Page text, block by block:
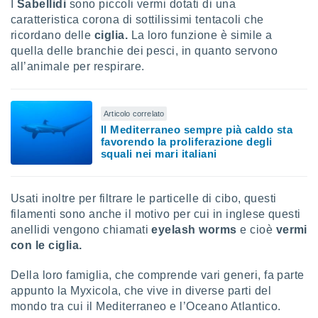
la
web,
e
dati
al quale
Per
tuo
o
dei
facendo
Sabellidi sono piccoli vermi dotati di una
caratteristica corona di sottilissimi tentacoli che
ricordano delle ciglia. La loro funzione è simile a
quella delle branchie dei pesci, in quanto servono
all’animale per respirare.
Articolo correlato
Il Mediterraneo sempre pià caldo sta
favorendo la proliferazione degli
squali nei mari italiani
Usati inoltre per filtrare le particelle di cibo, questi
filamenti sono anche il motivo per cui in inglese questi
anellidi vengono chiamatieyelash worms e cioè vermi
con le ciglia.
Della loro famiglia, che comprende vari generi, fa parte
appunto la Myxicola, che vive in diverse parti del
mondo tra cui il Mediterraneo e l’Oceano Atlantico.